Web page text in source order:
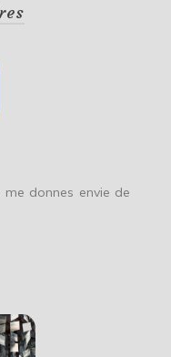
me donnes envie de